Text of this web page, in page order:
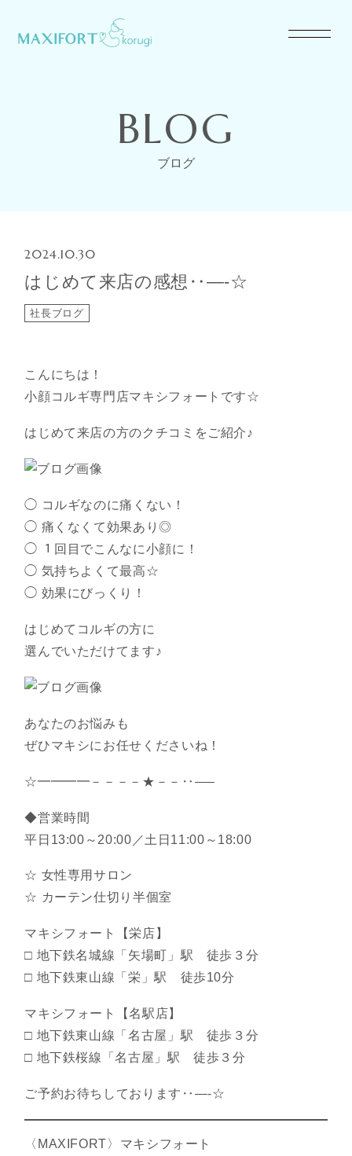
BLOG
ブログ
2024.10.30
はじめて来店の感想‥―-☆
社長ブログ
こんにちは！
小顔コルギ専門店マキシフォートです☆
はじめて来店の方のクチコミをご紹介♪
◯ コルギなのに痛くない！
◯ 痛くなくて効果あり◎
◯ １回目でこんなに小顔に！
◯ 気持ちよくて最高☆
◯ 効果にびっくり！
はじめてコルギの方に
選んでいただけてます♪
あなたのお悩みも
ぜひマキシにお任せくださいね！
☆━━━━－－－－★－－‥—–
◆営業時間
平日13:00～20:00／土日11:00～18:00
☆ 女性専用サロン
☆ カーテン仕切り半個室
マキシフォート【栄店】
□ 地下鉄名城線「矢場町」駅 徒歩３分
□ 地下鉄東山線「栄」駅 徒歩10分
マキシフォート【名駅店】
□ 地下鉄東山線「名古屋」駅 徒歩３分
□ 地下鉄桜線「名古屋」駅 徒歩３分
ご予約お待ちしております‥―-☆
〈MAXIFORT〉マキシフォート